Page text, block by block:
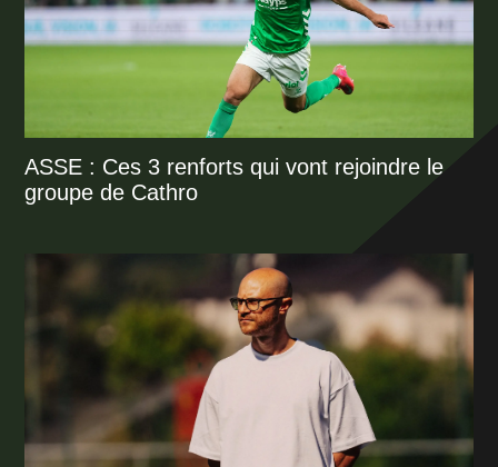
ASSE : Ces 3 renforts qui vont rejoindre le
groupe de Cathro